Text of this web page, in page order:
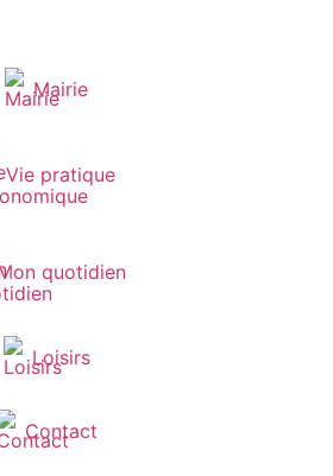
Mairie
Vie pratique
quotidien
Loisirs
Contact